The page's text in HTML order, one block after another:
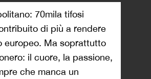
70mila tifosi
di più a rendere
europeo. Ma soprattutto
il cuore, la passione,
che manca un